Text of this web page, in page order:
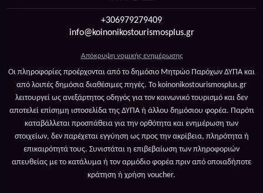
+306979279409
info@koinonikostourismosplus.gr
Απόκρυψη νομικής ενημέρωσης
Οι πληροφορίες προέρχονται από το δημόσιο Μητρώο Παρόχων ΔΥΠΑ και
από λοιπές δημόσια διαθέσιμες πηγές. Το koinonikostourismosplus.gr
λειτουργεί ως ανεξάρτητος οδηγός για τον κοινωνικό τουρισμό και δεν
αποτελεί επίσημη ιστοσελίδα της ΔΥΠΑ ή άλλου δημόσιου φορέα. Παρότι
καταβάλλεται προσπάθεια για την ορθότητα και ενημέρωση των
στοιχείων, δεν παρέχεται εγγύηση ως προς την ακρίβεια, πληρότητα ή
επικαιρότητά τους. Συνιστάται η επιβεβαίωση των πληροφοριών
απευθείας με το κατάλυμα ή τον αρμόδιο φορέα πριν από οποιαδήποτε
κράτηση ή χρήση voucher.